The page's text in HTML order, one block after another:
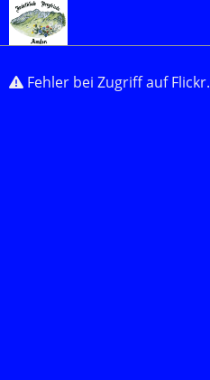
Fehler bei Zugriff auf Flickr.